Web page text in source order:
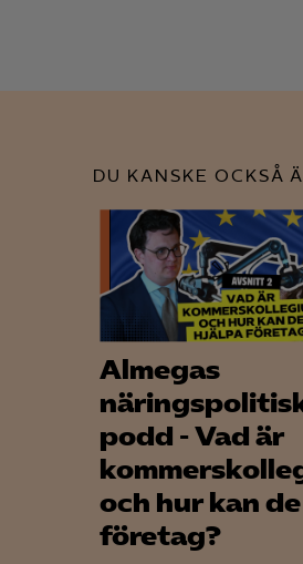
DU KANSKE OCKSÅ
Almegas
podd - Vad är
och hur kan
företag?